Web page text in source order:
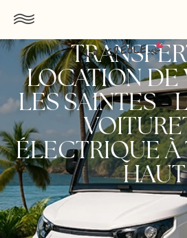
LOCATION DE
LES SAINTES -
ÉLECTRIQUE À
HAUT